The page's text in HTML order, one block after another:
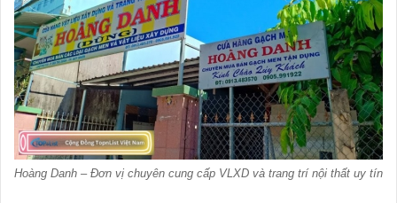
Hoàng Danh – Đơn vị chuyên cung cấp VLXD và trang trí nội thất uy tín